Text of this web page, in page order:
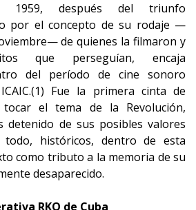
después del triunfo
por el concepto de su rodaje —
de quienes la filmaron y
que perseguían, encaja
del período de cine sonoro
Fue la primera cinta de
el tema de la Revolución,
detenido de sus posibles valores
históricos, dentro de esta
como tributo a la memoria de su
desaparecido.
RKO de Cuba